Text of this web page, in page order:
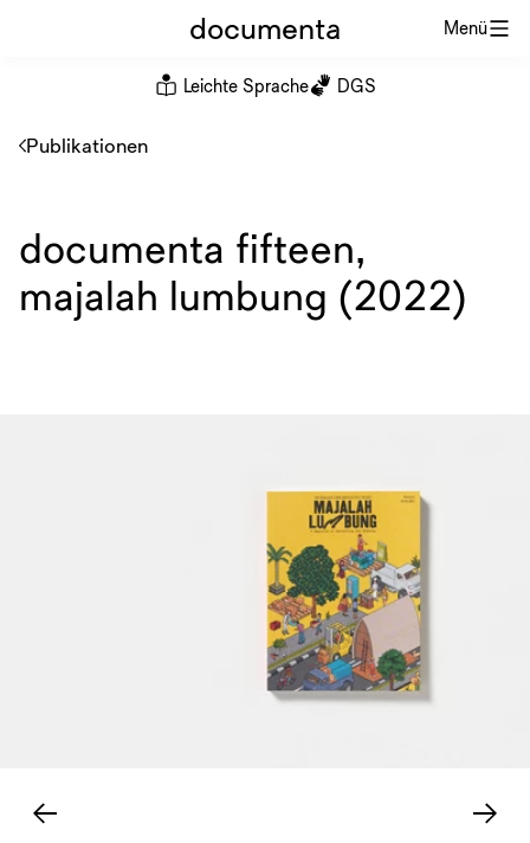
Menü
documenta
Leichte Sprache DGS
Publikationen
documenta fifteen,
majalah lumbung (2022)